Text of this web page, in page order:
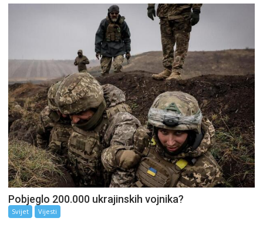
Pobjeglo 200.000 ukrajinskih vojnika?
Svijet Vijesti